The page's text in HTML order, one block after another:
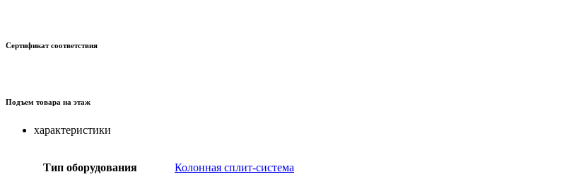
Сертификат соответствия
Подъем товара на этаж
характеристики
Тип оборудования Колонная сплит-система